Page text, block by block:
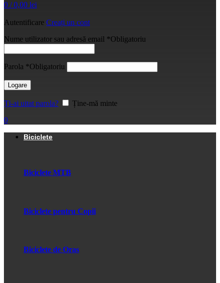
0 / 0,00 lei
Autentificare Creați un cont
Nume utilizator sau adresă email *Obligatoriu
Parola *Obligatoriu
Logare
Ți-ai uitat parola?
Ține-mă minte
0
Biciclete
Biciclete MTB
Biciclete pentru Copii
Biciclete de Oras